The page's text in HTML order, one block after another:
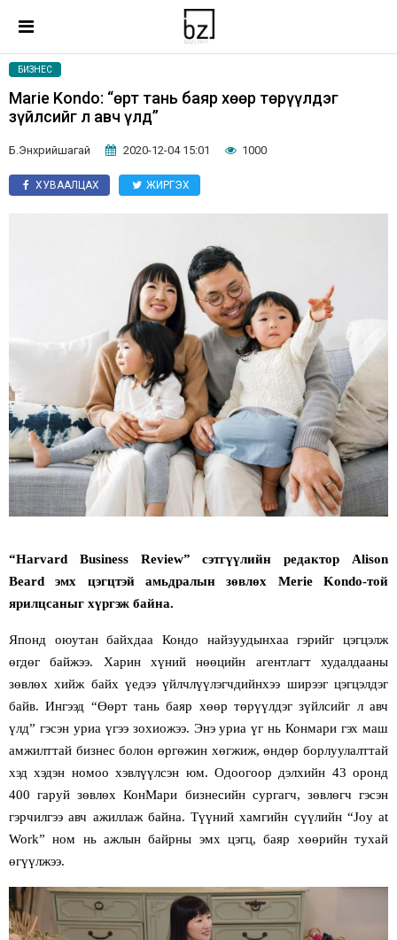
БИЗНЕС
Marie Kondo: “Өөрт тань баяр хөөр төрүүлдэг
зүйлсийг л авч үлд”
Б.Энхрийшагай 2020-12-04 15:01 1000
ХУВААЛЦАХ ЖИРГЭХ
“Harvard Business Review” сэтгүүлийн редакторAlison
Beard эмх цэгцтэй амьдралын зөвлөх Merie Kondo-той
ярилцсаныг хүргэж байна.
Японд оюутан байхдаа Кондо найзуудынхаа гэрийг цэгцэлж
өгдөг байжээ. Харин хүний нөөцийн агентлагт худалдааны
зөвлөх хийж байх үедээ үйлчлүүлэгчдийнхээ ширээг цэгцэлдэг
байв. Ингээд “Өөрт тань баяр хөөр төрүүлдэг зүйлсийг л авч
үлд” гэсэн уриа үгээ зохиожээ. Энэ уриа үг нь Конмари гэх маш
амжилттай бизнес болон өргөжин хөгжиж, өндөр борлуулалттай
хэд хэдэн номоо хэвлүүлсэн юм. Одоогоор дэлхийн 43 оронд
400 гаруй зөвлөх КонМари бизнесийн сургагч, зөвлөгч гэсэн
гэрчилгээ авч ажиллаж байна. Түүний хамгийн сүүлийн “Joy at
Work” ном нь ажлын байрны эмх цэгц, баяр хөөрийн тухай
өгүүлжээ.